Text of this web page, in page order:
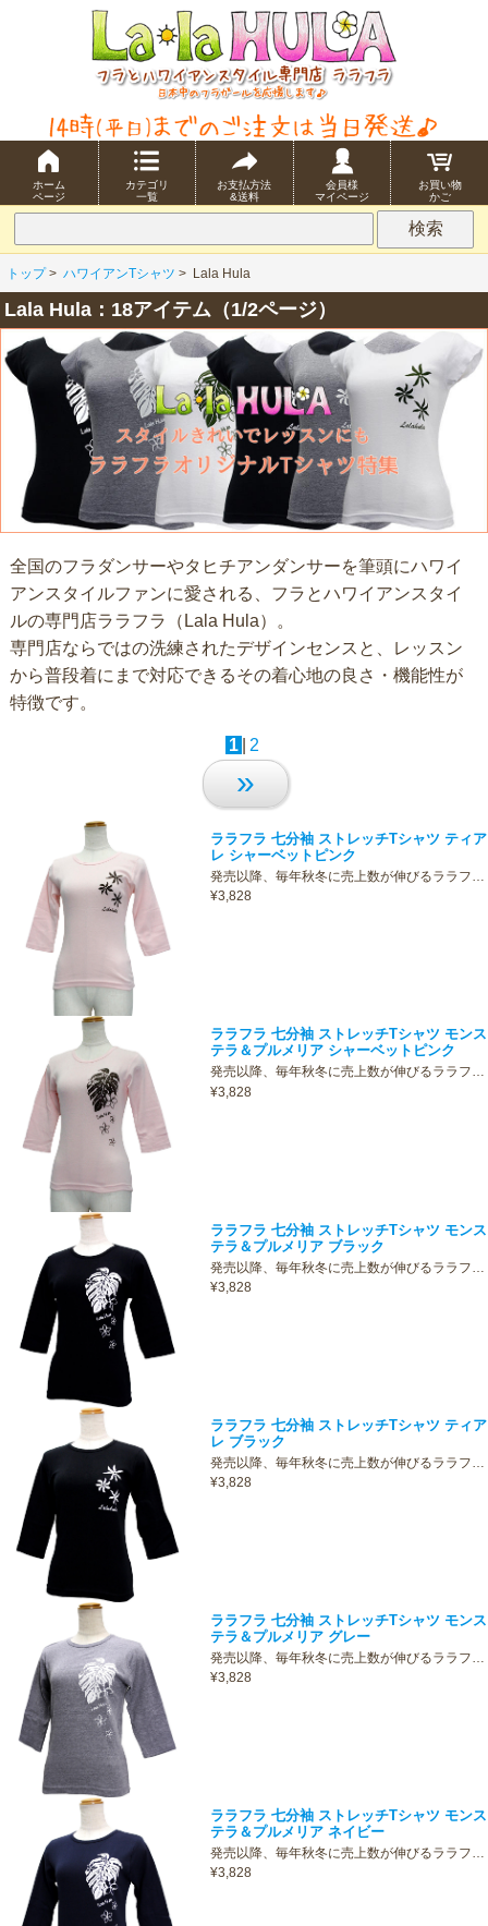
ホーム
ページ
カテゴリ
一覧
お支払方法
&送料
会員様
マイページ
お買い物
かご
トップ> ハワイアンTシャツ > Lala Hula
Lala Hula：18アイテム（1/2ページ）
全国のフラダンサーやタヒチアンダンサーを筆頭にハワイ
アンスタイルファンに愛される、フラとハワイアンスタイ
ルの専門店ララフラ（Lala Hula）。
専門店ならではの洗練されたデザインセンスと、レッスン
から普段着にまで対応できるその着心地の良さ・機能性が
特徴です。
1 2
»
ララフラ 七分袖 ストレッチTシャツ ティア
レ シャーベットピンク
発売以降、毎年秋冬に売上数が伸びるララフ…
¥3,828
ララフラ 七分袖 ストレッチTシャツ モンス
テラ＆プルメリア シャーベットピンク
発売以降、毎年秋冬に売上数が伸びるララフ…
¥3,828
ララフラ 七分袖 ストレッチTシャツ モンス
テラ＆プルメリア ブラック
発売以降、毎年秋冬に売上数が伸びるララフ…
¥3,828
ララフラ 七分袖 ストレッチTシャツ ティア
レ ブラック
発売以降、毎年秋冬に売上数が伸びるララフ…
¥3,828
ララフラ 七分袖 ストレッチTシャツ モンス
テラ＆プルメリア グレー
発売以降、毎年秋冬に売上数が伸びるララフ…
¥3,828
ララフラ 七分袖 ストレッチTシャツ モンス
テラ＆プルメリア ネイビー
発売以降、毎年秋冬に売上数が伸びるララフ…
¥3,828